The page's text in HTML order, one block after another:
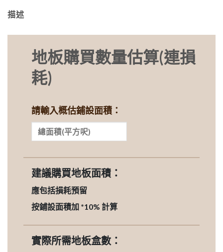
描述
地板購買數量估算(連損
耗)
請輸入概估鋪設面積：
建議購買地板面積：
應包括損耗預留
按鋪設面積加 *10% 計算
實際所需地板盒數：